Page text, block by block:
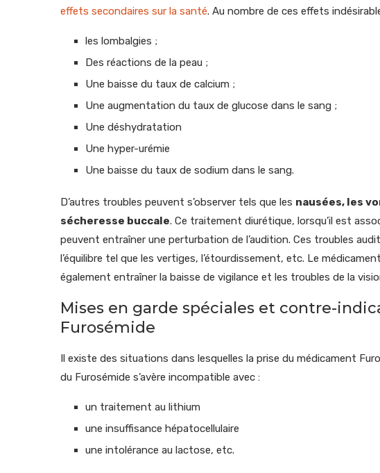
effets secondaires sur la santé. Au nombre de ces effets
les lombalgies ;
Des réactions de la peau ;
Une baisse du taux de calcium ;
Une augmentation du taux de glucose dans le sang ;
Une déshydratation
Une hyper-urémie
Une baisse du taux de sodium dans le sang.
D’autres troubles peuvent s’observer tels que les nausées, les
sécheresse buccale. Ce traitement diurétique, lorsqu’il est
peuvent entraîner une perturbation de l’audition. Ces troubles
l’équilibre tel que les vertiges, l’étourdissement, etc. Le
également entraîner la baisse de vigilance et les troubles de la
Mises en garde spéciales et contre-
Furosémide
Il existe des situations dans lesquelles la prise du médicament
du Furosémide s’avère incompatible avec :
un traitement au lithium
une insuffisance hépatocellulaire
une intolérance au lactose, etc.